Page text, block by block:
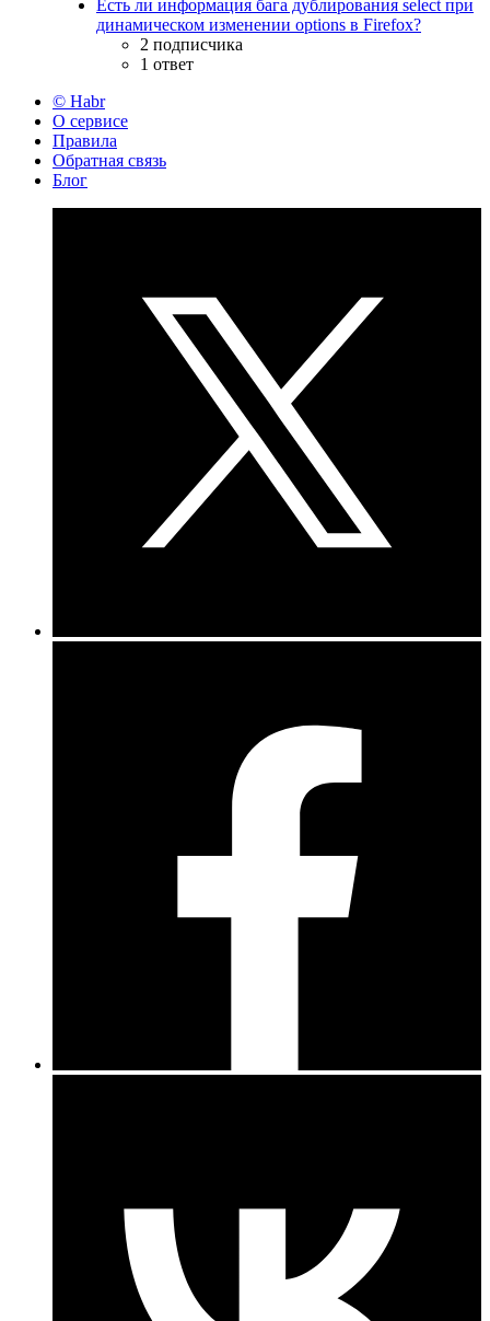
Есть ли информация бага дублирования select при
динамическом изменении options в Firefox?
2 подписчика
1 ответ
© Habr
О сервисе
Правила
Обратная связь
Блог